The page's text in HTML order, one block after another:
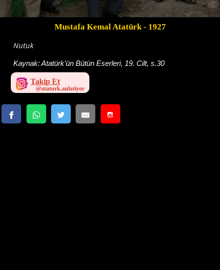
Mustafa Kemal Atatürk- 1927
Nutuk
Kaynak:Atatürk'ün Bütün Eserleri, 19. Cilt, s.30
Takip Et